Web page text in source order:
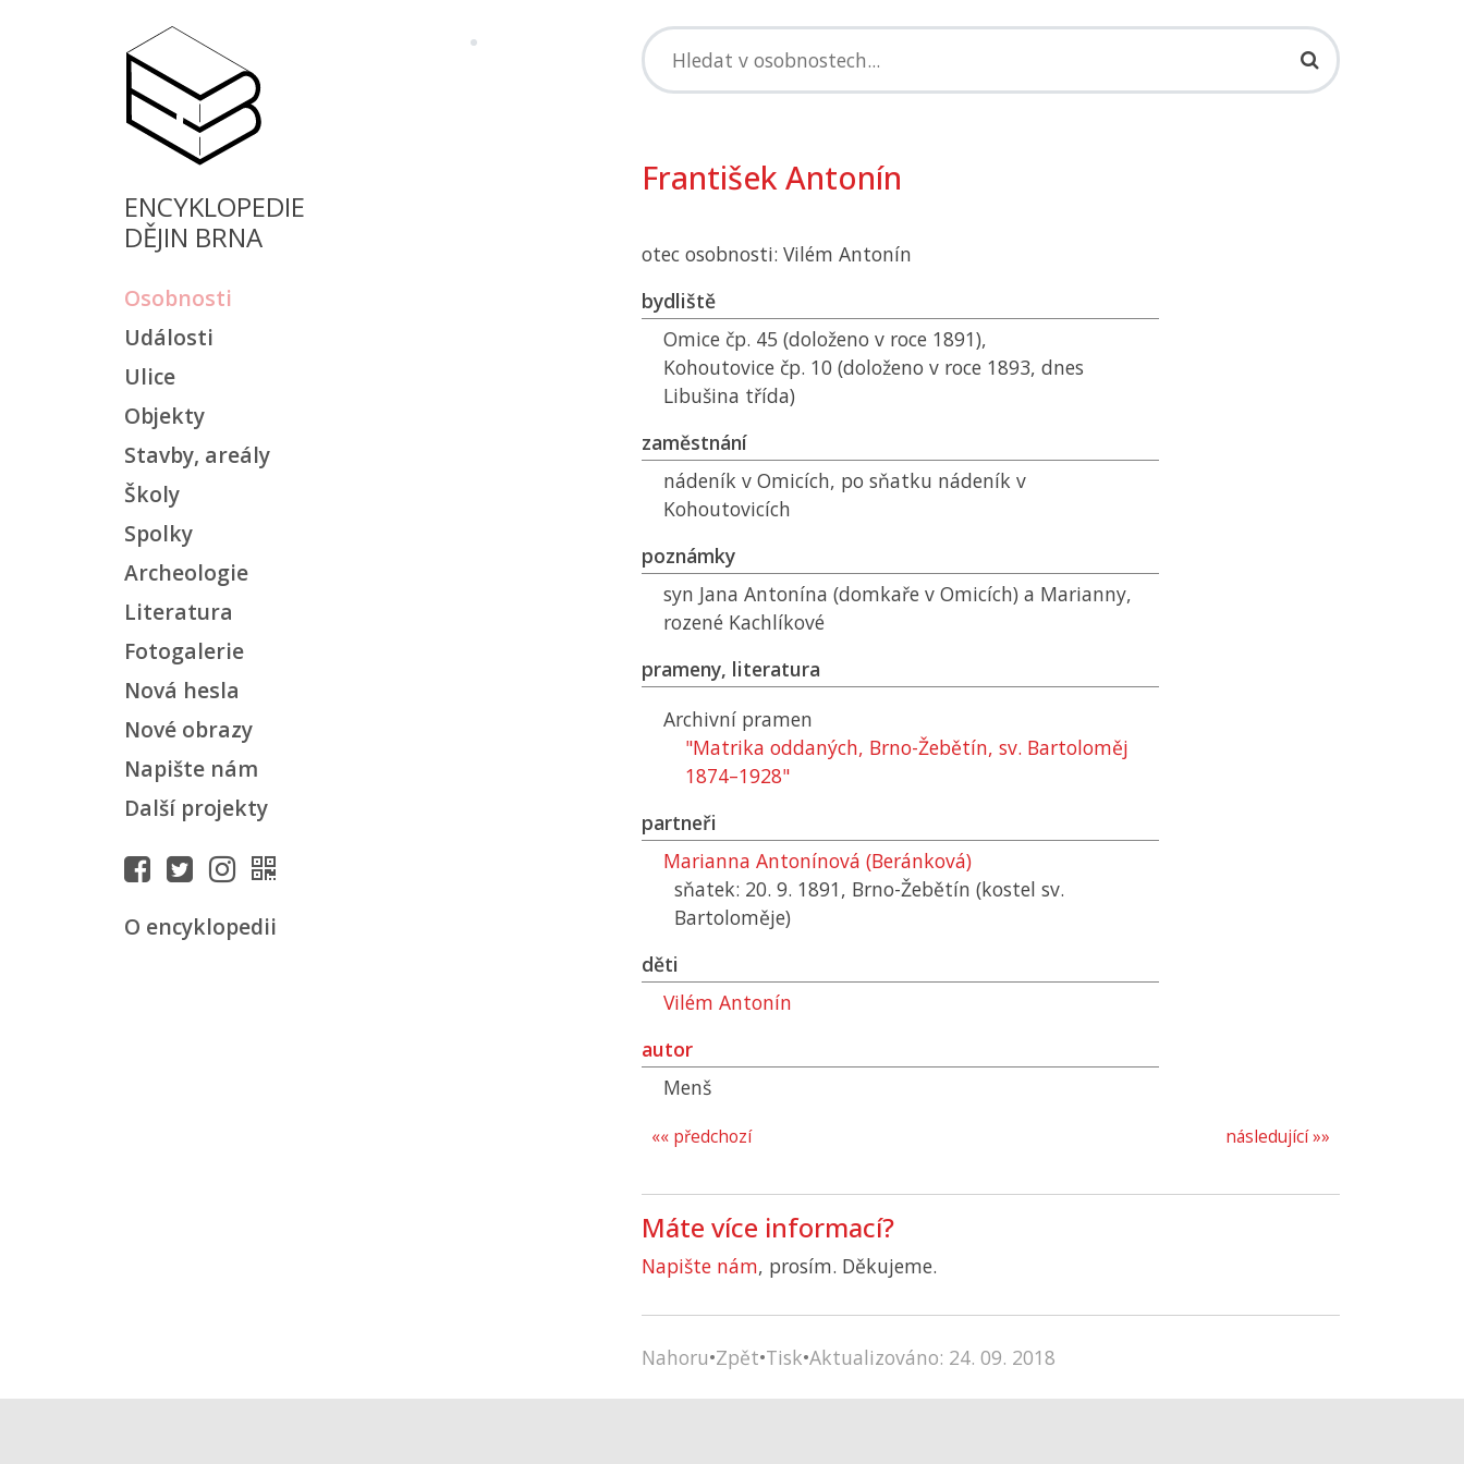
ENCYKLOPEDIE
DĚJIN BRNA
Osobnosti
Události
Ulice
Objekty
Stavby, areály
Školy
Spolky
Archeologie
Literatura
Fotogalerie
Nová hesla
Nové obrazy
Napište nám
Další projekty
O encyklopedii
František Antonín
otec osobnosti: Vilém Antonín
bydliště
Omice čp. 45 (doloženo v roce 1891),
Kohoutovice čp. 10 (doloženo v roce 1893, dnes
Libušina třída)
zaměstnání
nádeník v Omicích, po sňatku nádeník v
Kohoutovicích
poznámky
syn Jana Antonína (domkaře v Omicích) a Marianny,
rozené Kachlíkové
prameny, literatura
Archivní pramen
"Matrika oddaných, Brno-Žebětín, sv. Bartoloměj
1874–1928"
partneři
Marianna Antonínová (Beránková)
sňatek: 20. 9. 1891, Brno-Žebětín (kostel sv.
Bartoloměje)
děti
Vilém Antonín
autor
Menš
následující »»
«« předchozí
Máte více informací?
Napište nám, prosím. Děkujeme.
Nahoru•Zpět•Tisk•Aktualizováno: 24. 09. 2018